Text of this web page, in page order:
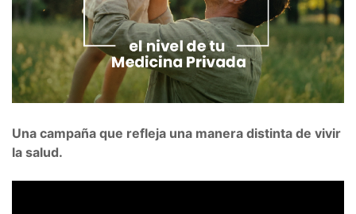
Una campaña que refleja una manera distinta de vivir
la salud.